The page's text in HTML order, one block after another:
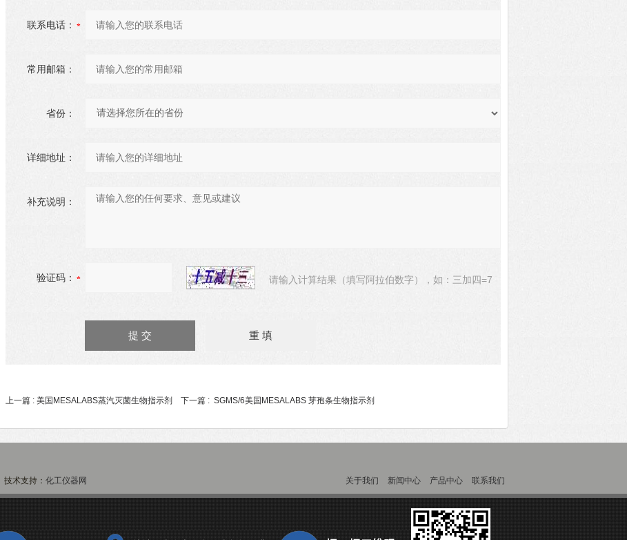
联系电话：
常用邮箱：
省份：
详细地址：
补充说明：
验证码： 请输入计算结果（填写阿拉伯数字），如：三加四=7
上一篇 : 美国MESALABS蒸汽灭菌生物指示剂 下一篇 : SGMS/6美国MESALABS 芽孢条生物指示剂
技术支持： 化工仪器网 关于我们 新闻中心 产品中心 联系我们